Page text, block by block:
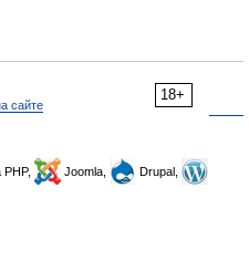
18+
сайте
PHP, Joomla,
Drupal,